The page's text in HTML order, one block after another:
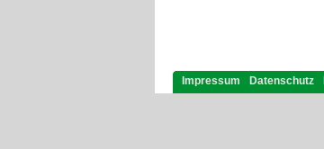
Impressum Datenschutz